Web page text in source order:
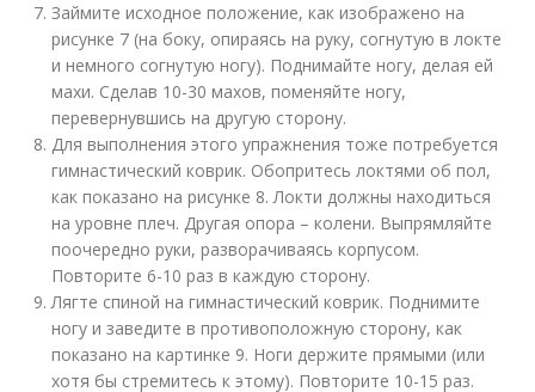
Займите исходное положение, как изображено на
рисунке 7 (на боку, опираясь на руку, согнутую в локте
и немного согнутую ногу). Поднимайте ногу, делая ей
махи. Сделав 10-30 махов, поменяйте ногу,
перевернувшись на другую сторону.
Для выполнения этого упражнения тоже потребуется
гимнастический коврик. Обопритесь локтями об пол,
как показано на рисунке 8. Локти должны находиться
на уровне плеч. Другая опора – колени. Выпрямляйте
поочередно руки, разворачиваясь корпусом.
Повторите 6-10 раз в каждую сторону.
Лягте спиной на гимнастический коврик. Поднимите
ногу и заведите в противоположную сторону, как
показано на картинке 9. Ноги держите прямыми (или
хотя бы стремитесь к этому). Повторите 10-15 раз.